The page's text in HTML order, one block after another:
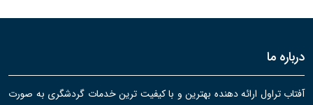
درباره ما
آفتاب تراول ارائه دهنده بهترین و با کیفیت ترین خدمات گردشگری به صورت